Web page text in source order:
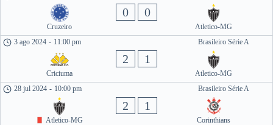
Cruzeiro
0 0
Atletico-MG
Brasileiro Série A
3 ago 2024 - 11:00 pm
Criciuma
2 1
Atletico-MG
Brasileiro Série A
28 jul 2024 - 10:00 pm
Atletico-MG
2 1
Corinthians